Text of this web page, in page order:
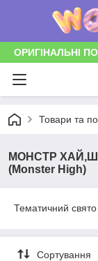
ОРИГІНАЛЬНІ
Товари та
МОНСТР
(Monster High)
Тематичний
Сортування